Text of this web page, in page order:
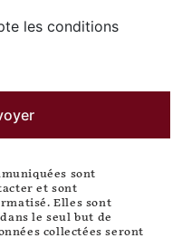
les conditions
sont
et sont
Elles sont
le seul but de
collectées seront